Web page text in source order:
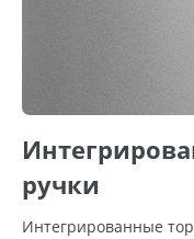
ручки
Интегрированные